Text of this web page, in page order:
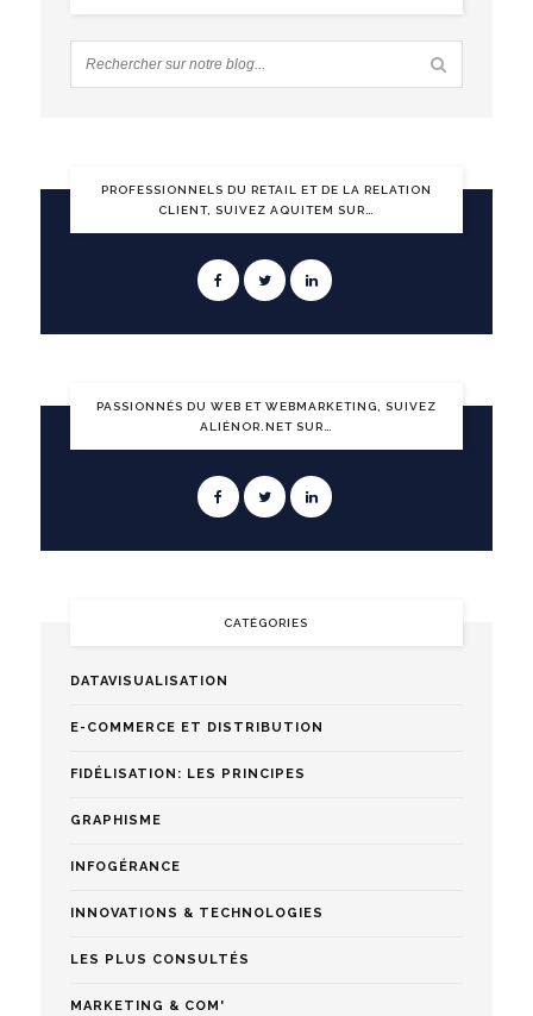
PROFESSIONNELS DU RETAIL ET DE LA RELATION
CLIENT, SUIVEZ AQUITEM SUR…
PASSIONNÉS DU WEB ET WEBMARKETING, SUIVEZ
ALIÉNOR.NET SUR…
CATÉGORIES
DATAVISUALISATION
E-COMMERCE ET DISTRIBUTION
FIDÉLISATION: LES PRINCIPES
GRAPHISME
INFOGÉRANCE
INNOVATIONS & TECHNOLOGIES
LES PLUS CONSULTÉS
MARKETING & COM'